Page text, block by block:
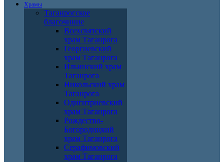
Храмы
Таганрогское
благочиние
Всехсвятский
храм Таганрога
Георгиевский
храм Таганрога
Ильинский храм
Таганрога
Никольский храм
Таганрога
Одигитриевский
храм Таганрога
Рождество-
Богородицкий
храм Таганрога
Серафимовский
храм Таганрога